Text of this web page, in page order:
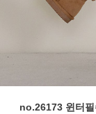
no.26173 윈터